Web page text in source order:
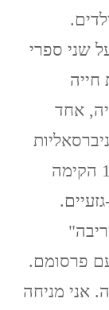
על שני ספרי
חייה
אחד
של האנושות היא אפשרית. ב-1949 הקימה
מיד לעברית בשנות ה-30, עם פרסומם.
אני מניחה